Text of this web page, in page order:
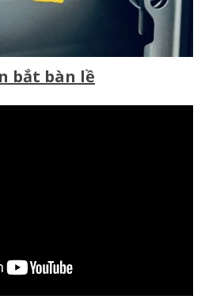
bắt bàn lề